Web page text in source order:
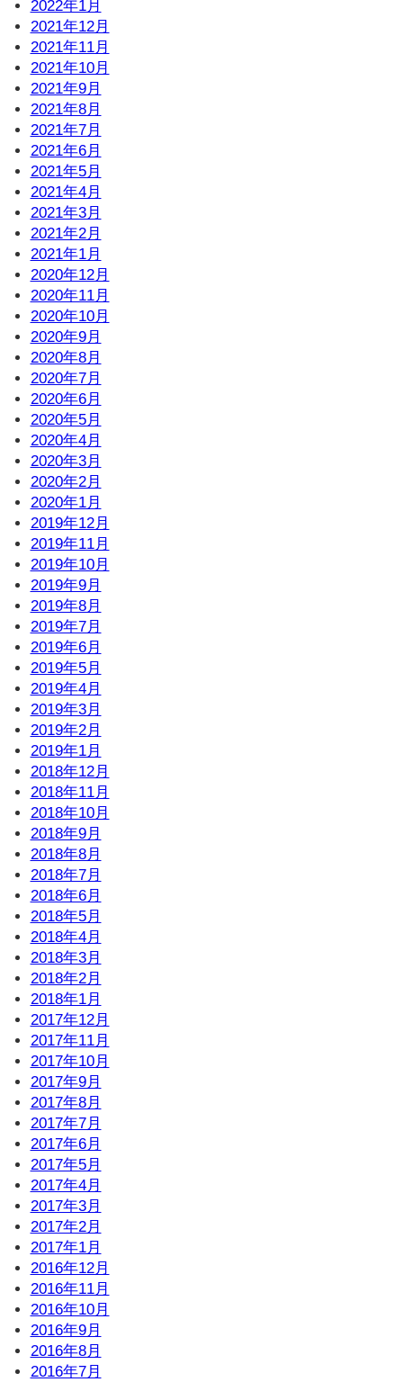
2022年1月
2021年12月
2021年11月
2021年10月
2021年9月
2021年8月
2021年7月
2021年6月
2021年5月
2021年4月
2021年3月
2021年2月
2021年1月
2020年12月
2020年11月
2020年10月
2020年9月
2020年8月
2020年7月
2020年6月
2020年5月
2020年4月
2020年3月
2020年2月
2020年1月
2019年12月
2019年11月
2019年10月
2019年9月
2019年8月
2019年7月
2019年6月
2019年5月
2019年4月
2019年3月
2019年2月
2019年1月
2018年12月
2018年11月
2018年10月
2018年9月
2018年8月
2018年7月
2018年6月
2018年5月
2018年4月
2018年3月
2018年2月
2018年1月
2017年12月
2017年11月
2017年10月
2017年9月
2017年8月
2017年7月
2017年6月
2017年5月
2017年4月
2017年3月
2017年2月
2017年1月
2016年12月
2016年11月
2016年10月
2016年9月
2016年8月
2016年7月